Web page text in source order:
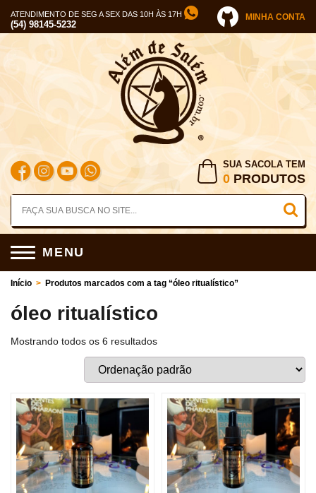
ATENDIMENTO DE SEG A SEX DAS 10H ÀS 17H
(54) 98145-5232
MINHA CONTA
SUA SACOLA TEM
0 PRODUTOS
MENU
Início > Produtos marcados com a tag “óleo ritualístico”
óleo ritualístico
Mostrando todos os 6 resultados